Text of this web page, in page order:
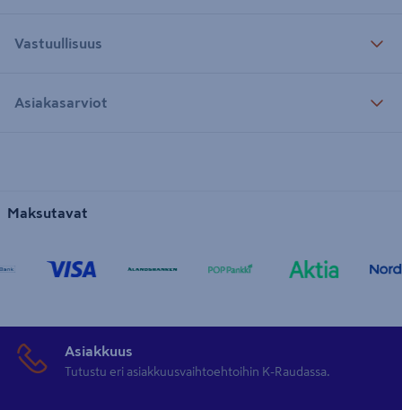
Vastuullisuus
Asiakasarviot
Maksutavat
Asiakkuus
Tutustu eri asiakkuusvaihtoehtoihin K-Raudassa.